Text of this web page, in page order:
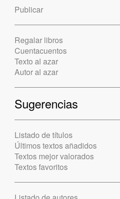
Publicar
Regalar libros
Cuentacuentos
Texto al azar
Autor al azar
Sugerencias
Listado de títulos
Últimos textos añadidos
Textos mejor valorados
Textos favoritos